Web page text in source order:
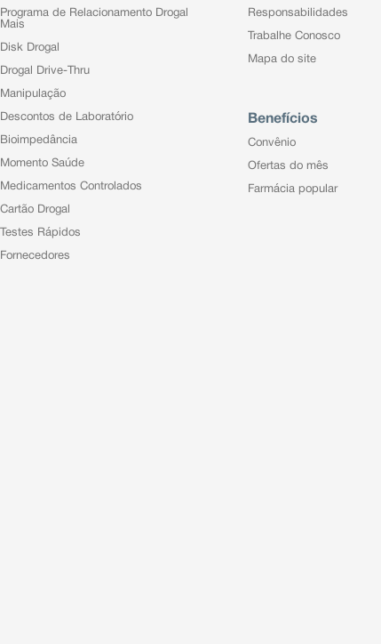
Programa de Relacionamento Drogal
Mais
Disk Drogal
Drogal Drive-Thru
Manipulação
Descontos de Laboratório
Bioimpedância
Momento Saúde
Medicamentos Controlados
Cartão Drogal
Testes Rápidos
Fornecedores
Responsabilidades
Trabalhe Conosco
Mapa do site
Benefícios
Convênio
Ofertas do mês
Farmácia popular